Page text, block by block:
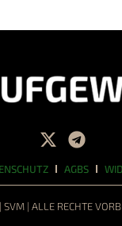
AGBS
| ALLE RECHTE